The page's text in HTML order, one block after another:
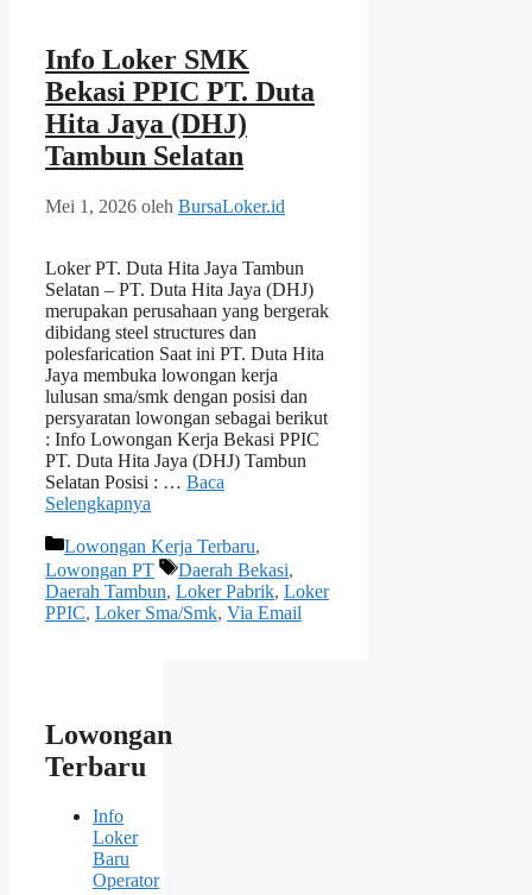
Info Loker SMK
Bekasi PPIC PT. Duta
Hita Jaya (DHJ)
Tambun Selatan
Mei 1, 2026 oleh BursaLoker.id
Loker PT. Duta Hita Jaya Tambun
Selatan – PT. Duta Hita Jaya (DHJ)
merupakan perusahaan yang bergerak
dibidang steel structures dan
polesfarication Saat ini PT. Duta Hita
Jaya membuka lowongan kerja
lulusan sma/smk dengan posisi dan
persyaratan lowongan sebagai berikut
: Info Lowongan Kerja Bekasi PPIC
PT. Duta Hita Jaya (DHJ) Tambun
Selatan Posisi : … Baca
Selengkapnya
Kategori
Lowongan Kerja Terbaru,
Lowongan PT
Tag
Daerah Bekasi,
Daerah Tambun, Loker Pabrik, Loker
PPIC, Loker Sma/Smk, Via Email
Lowongan
Terbaru
Info
Loker
Baru
Operator